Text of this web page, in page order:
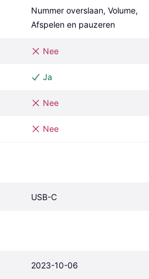
Nummer overslaan, Volume,
Afspelen en pauzeren
Nee
Ja
Nee
Nee
USB-C
2023-10-06